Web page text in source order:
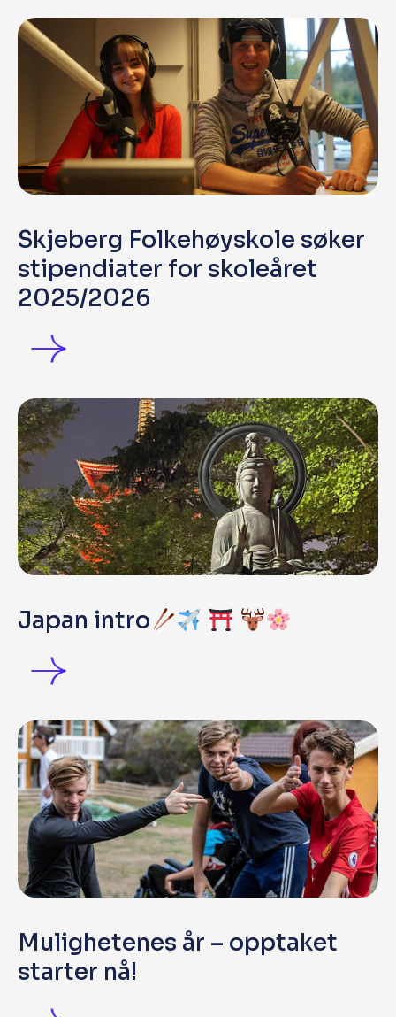
Skjeberg Folkehøyskole søker
stipendiater for skoleåret
2025/2026
Japan intro
Mulighetenes år – opptaket
starter nå!